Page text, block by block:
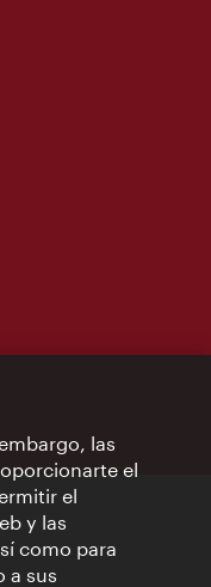
las
el
el
y las
como para
a sus